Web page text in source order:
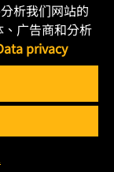
析我们网站的
广告商和分析
privacy